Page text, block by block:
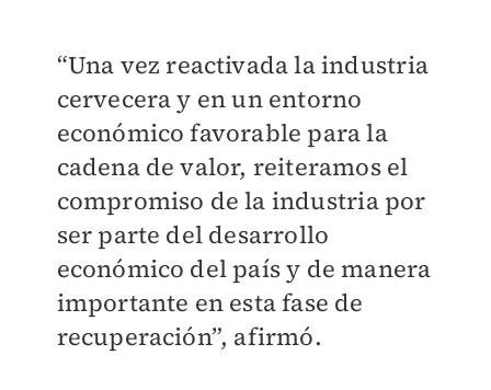
“Una vez reactivada la industria
cervecera y en un entorno
económico favorable para la
cadena de valor, reiteramos el
compromiso de la industria por
ser parte del desarrollo
económico del país y de manera
importante en esta fase de
recuperación”, afirmó.